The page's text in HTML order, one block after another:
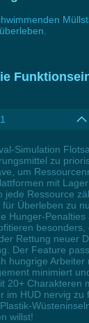
Simulation
zu
um
mit
jede Ressource
Überleben zu
Hunger-
Rettung neuer
Der Feature
hungrige
minimiert
20+ Charakteren
im HUD nervig
willst!